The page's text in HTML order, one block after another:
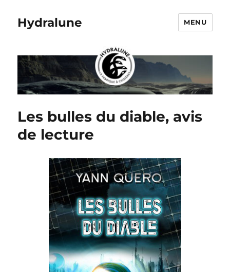
Hydralune MENU
Les bulles du diable, avis
de lecture